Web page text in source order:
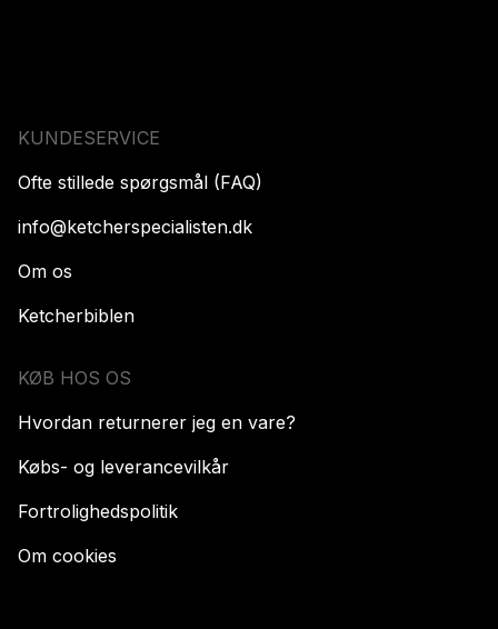
KUNDESERVICE
Ofte stillede spørgsmål (FAQ)
info@ketcherspecialisten.dk
Om os
Ketcherbiblen
KØB HOS OS
Hvordan returnerer jeg en vare?
Købs- og leverancevilkår
Fortrolighedspolitik
Om cookies